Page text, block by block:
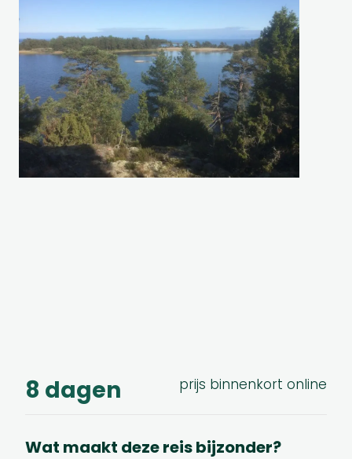
8 dagen prijs binnenkort online
Wat maakt deze reis bijzonder?